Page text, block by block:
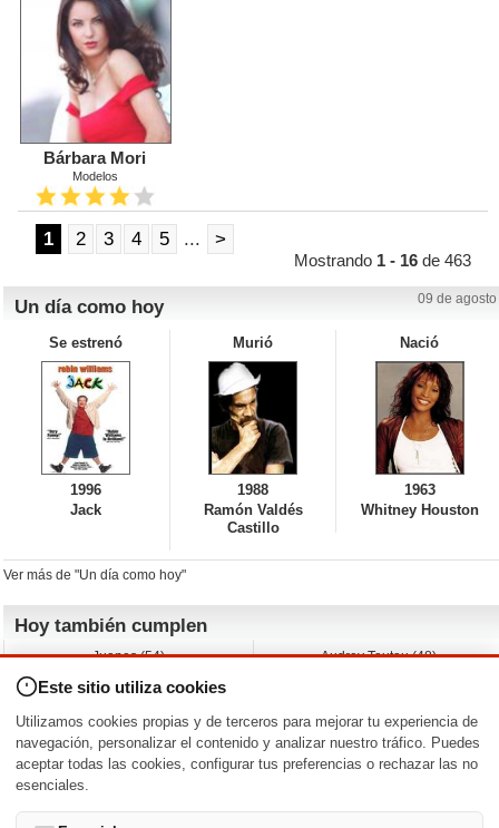
Bárbara Mori
Modelos
1 2 3 4 5 ... >
Mostrando 1 - 16 de 463
Un día como hoy 09 de agosto
Se estrenó
1996
Jack
Murió
1988
Ramón Valdés
Castillo
Nació
1963
Whitney Houston
Ver más de "Un día como hoy"
Hoy también cumplen
Juanes (54)
Jessica Capshaw (50)
Sam Elliott (82)
Jarvis Hayes (45)
Audrey Tautou (48)
The Edge (65)
Anna Kendrick (41)
Nacimientos y estrenos en la fecha
DD/MM /
Este sitio utiliza cookies
Utilizamos cookies propias y de terceros para mejorar tu experiencia de
navegación, personalizar el contenido y analizar nuestro tráfico. Puedes
aceptar todas las cookies, configurar tus preferencias o rechazar las no
esenciales.